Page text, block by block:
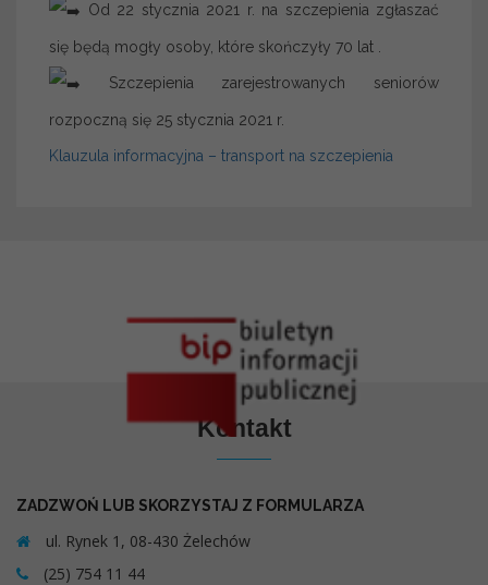
Od 22 stycznia 2021 r. na szczepienia zgłaszać
się będą mogły osoby, które skończyły 70 lat .
Szczepienia zarejestrowanych seniorów
rozpoczną się 25 stycznia 2021 r.
Klauzula informacyjna – transport na szczepienia
Kontakt
ZADZWOŃ LUB SKORZYSTAJ Z FORMULARZA
ul. Rynek 1, 08-430 Żelechów
(25) 754 11 44